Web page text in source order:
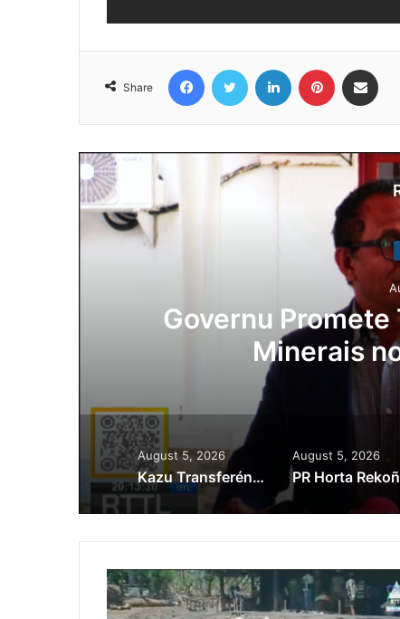
Share
Governu
Minerais
August 5, 2026
Kazu Transferénsia Osan Millaun 42 Husi Singapura, Advogadu Sei Halo Rekursu
August 5, 2026